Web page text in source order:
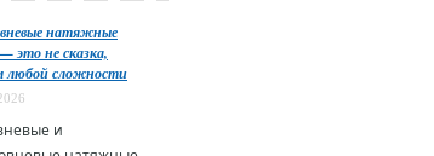
натяжные
это не сказка,
любой сложности
и